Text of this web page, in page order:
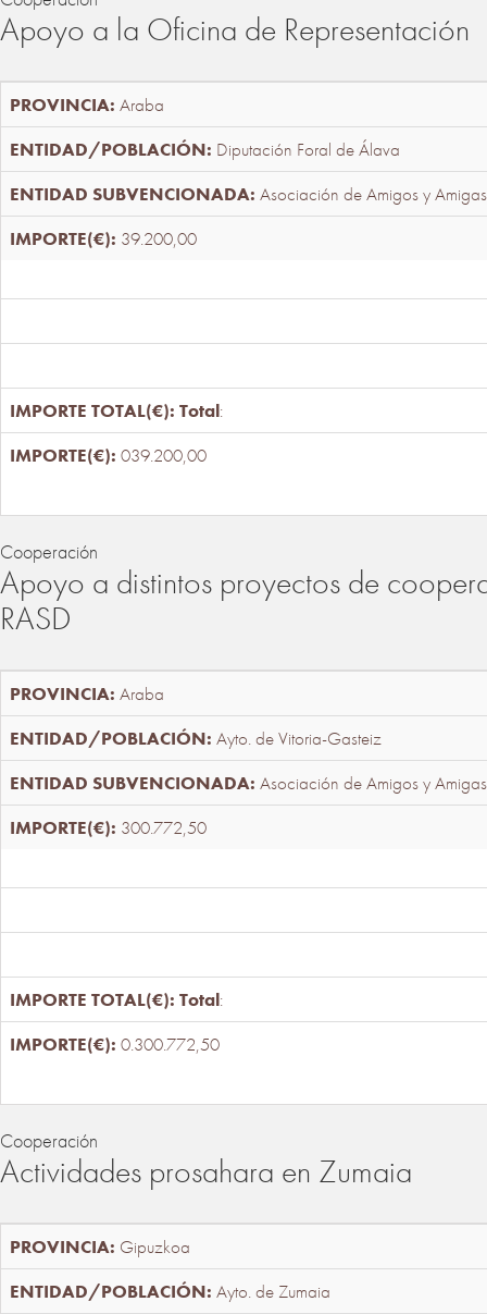
Apoyo a la Oficina de Representación
Araba
Diputación Foral de Álava
Asociación de Amigos y
39.200,00
Total:
039.200,00
Cooperación
Apoyo a distintos proyectos de
RASD
Araba
Ayto. de Vitoria-Gasteiz
Asociación de Amigos y
300.772,50
Total:
0.300.772,50
Cooperación
Actividades prosahara en Zumaia
Gipuzkoa
Ayto. de Zumaia